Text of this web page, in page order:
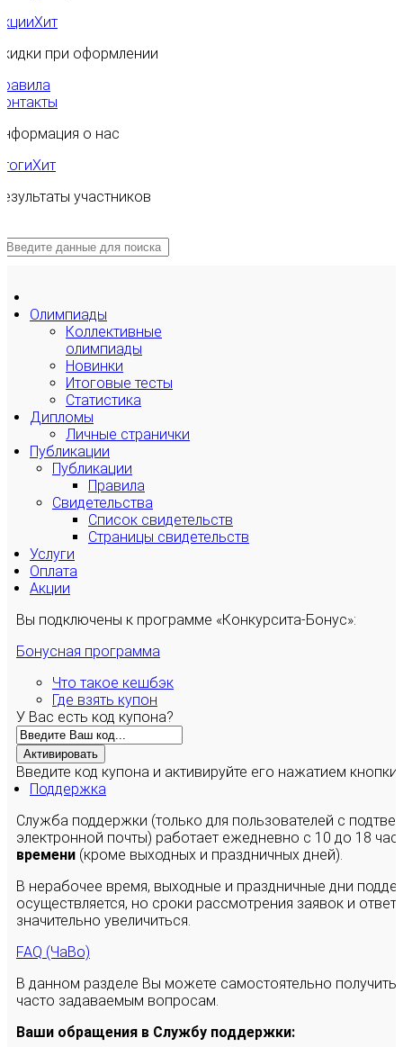
Хит
при оформлении
о нас
Хит
участников
Олимпиады
Коллективные
олимпиады
Новинки
Итоговые тесты
Статистика
Дипломы
Личные странички
Публикации
Публикации
Правила
Свидетельства
Список свидетельств
Страницы свидетельств
Услуги
Оплата
Акции
Вы подключены к программе «Конкурсита-Бонус»:
Бонусная программа
Что такое кешбэк
Где взять купон
У Вас есть код купона?
Активировать
Введите код купона и активируйте его нажатием кнопки
Поддержка
Служба поддержки (только для пользователей с
электронной почты) работает ежедневно с 10 до 18
времени (кроме выходных и праздничных дней).
В нерабочее время, выходные и праздничные дни
осуществляется, но сроки рассмотрения заявок и
значительно увеличиться.
FAQ (ЧаВо)
В данном разделе Вы можете самостоятельно
часто задаваемым вопросам.
Ваши обращения в Службу поддержки: